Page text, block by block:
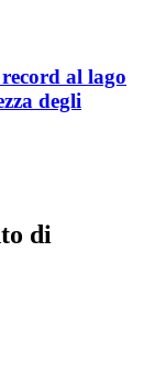
al lago
degli
di